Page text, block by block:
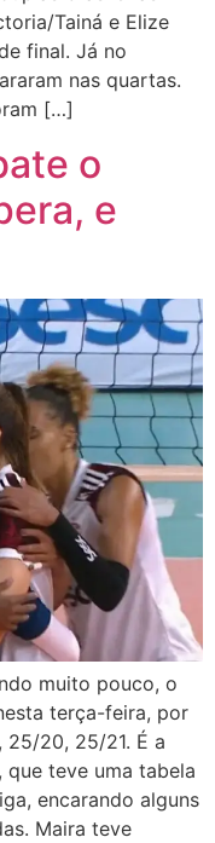
Tainá e Elize
final. Já no
nas quartas.
[…]
o
e
muito pouco, o
terça-feira, por
20, 25/21. É a
teve uma tabela
encarando alguns
Maira teve